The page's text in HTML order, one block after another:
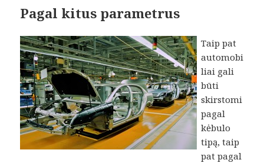
Pagal kitus parametrus
Taip pat
automobi
liai gali
būti
skirstomi
pagal
kėbulo
tipą, taip
pat pagal